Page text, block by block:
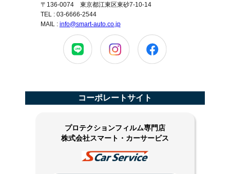
〒136-0074 東京都江東区東砂7-10-14
TEL : 03-6666-2544
MAIL : info@smart-auto.co.jp
コーポレートサイト
プロテクションフィルム専門店
株式会社スマート・カーサービス